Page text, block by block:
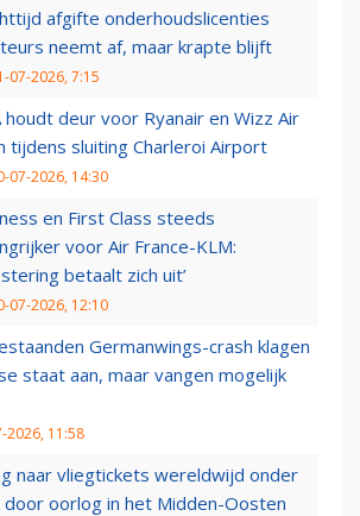
afgifte onderhoudslicenties
neemt af, maar krapte blijft
07-2026, 7:15
houdt deur voor Ryanair en Wizz Air
tijdens sluiting Charleroi Airport
07-2026, 14:30
en First Class steeds
voor Air France-KLM:
betaalt zich uit’
07-2026, 12:10
Germanwings-crash klagen
staat aan, maar vangen mogelijk
2026, 11:58
naar vliegtickets wereldwijd onder
door oorlog in het Midden-Oosten